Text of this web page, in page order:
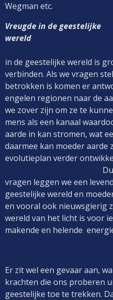
Wegman etc.
Vreugde in de geestelijke
in de geestelijke wereld is
verbinden. Als we vragen
betrokken is komen er
engelen regionen naar de
we zover zijn om ze te
mens als een kanaal
aarde in kan stromen, wat
daarmee kan moeder aarde
evolutieplan verder
Dus mede
vragen leggen we een
geestelijke wereld en
en vooral ook nieuwsgierig
wereld van het licht is voor
makende en helende
Er zit wel een gevaar aan,
krachten die ons proberen
geestelijke toe te trekken.